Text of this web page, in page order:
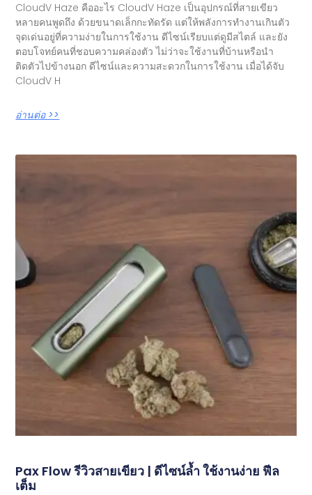
CloudV Haze คืออะไร CloudV Haze เป็นอุปกรณ์ที่สายเขียว
หลายคนพูดถึง ด้วยขนาดเล็กกะทัดรัด แต่ให้พลังการทำงานเกินตัว
จุดเด่นอยู่ที่ความง่ายในการใช้งาน ดีไซน์เรียบแต่ดูมีสไตล์ และยัง
ตอบโจทย์คนที่ชอบความคล่องตัว ไม่ว่าจะใช้งานที่บ้านหรือนำ
ติดตัวไปข้างนอก ดีไซน์และความสะดวกในการใช้งาน เมื่อได้จับ
CloudV H
อ่านต่อ >>
Pax Flow รีวิวสายเขียว | ดีไซน์ล้ำ ใช้งานง่าย ฟีล
เต็ม